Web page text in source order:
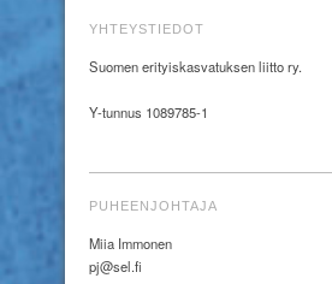
YHTEYSTIEDOT
Suomen erityiskasvatuksen liitto ry.
Y-tunnus 1089785-1
PUHEENJOHTAJA
Miia Immonen
pj@sel.fi